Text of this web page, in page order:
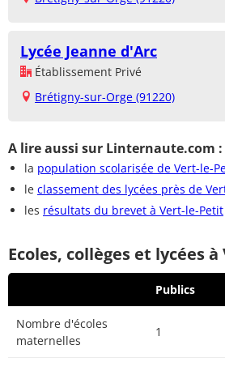
Lycée Jeanne d'Arc
Établissement Privé
Brétigny-sur-Orge (91220)
A lire aussi sur Linternaute.com :
la population scolarisée de Vert-le-
le classement des lycées près de
les résultats du brevet à Vert-le-Petit
Ecoles, collèges et lycées
Publics
Nombre d'écoles
maternelles
1